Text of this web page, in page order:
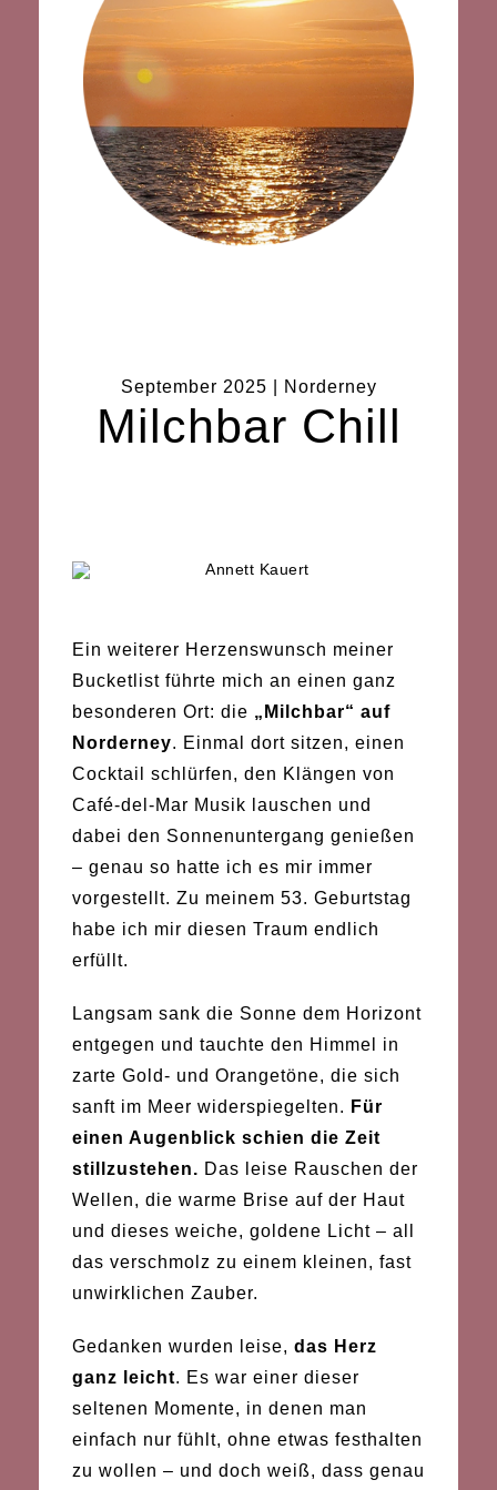
September 2025 | Norderney
Milchbar Chill
Ein weiterer Herzenswunsch meiner
Bucketlist führte mich an einen ganz
besonderen Ort: die „Milchbar“ auf
Norderney. Einmal dort sitzen, einen
Cocktail schlürfen, den Klängen von
Café-del-Mar Musik lauschen und
dabei den Sonnenuntergang genießen
– genau so hatte ich es mir immer
vorgestellt. Zu meinem 53. Geburtstag
habe ich mir diesen Traum endlich
erfüllt.
Langsam sank die Sonne dem Horizont
entgegen und tauchte den Himmel in
zarte Gold- und Orangetöne, die sich
sanft im Meer widerspiegelten. Für
einen Augenblick schien die Zeit
stillzustehen. Das leise Rauschen der
Wellen, die warme Brise auf der Haut
und dieses weiche, goldene Licht – all
das verschmolz zu einem kleinen, fast
unwirklichen Zauber.
Gedanken wurden leise, das Herz
ganz leicht. Es war einer dieser
seltenen Momente, in denen man
einfach nur fühlt, ohne etwas festhalten
zu wollen – und doch weiß, dass genau